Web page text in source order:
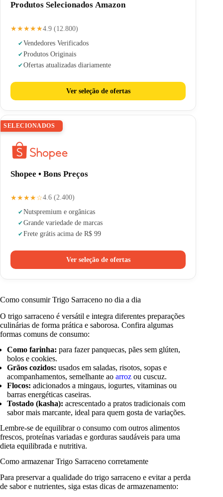
Produtos Selecionados Amazon
★★★★★4.9 (12.800)
Vendedores Verificados
Produtos Originais
Ofertas atualizadas diariamente
Ver seleção de ofertas
SELECIONADOS
Shopee • Bons Preços
★★★★☆4.6 (2.400)
Nutspremium e orgânicas
Grande variedade de marcas
Frete grátis acima de R$ 99
Ver seleção de ofertas
Como consumir Trigo Sarraceno no dia a dia
O trigo sarraceno é versátil e integra diferentes preparações
culinárias de forma prática e saborosa. Confira algumas
formas comuns de consumo:
Como farinha: para fazer panquecas, pães sem glúten,
bolos e cookies.
Grãos cozidos: usados em saladas, risotos, sopas e
acompanhamentos, semelhante aoarroz ou cuscuz.
Flocos: adicionados a mingaus, iogurtes, vitaminas ou
barras energéticas caseiras.
Tostado (kasha): acrescentado a pratos tradicionais com
sabor mais marcante, ideal para quem gosta de variações.
Lembre-se de equilibrar o consumo com outros alimentos
frescos, proteínas variadas e gorduras saudáveis para uma
dieta equilibrada e nutritiva.
Como armazenar Trigo Sarraceno corretamente
Para preservar a qualidade do trigo sarraceno e evitar a perda
de sabor e nutrientes, siga estas dicas de armazenamento: